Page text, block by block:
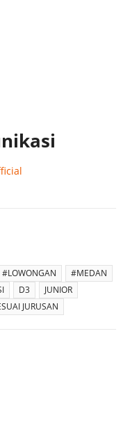
#LOWONGAN
#MEDAN
D3
JUNIOR
JURUSAN